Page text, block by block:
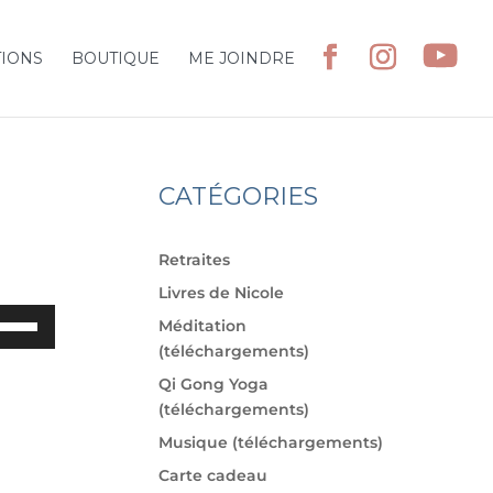
BOUTIQUE ME JOINDRE
CATÉGORIES
Retraites
Livres de Nicole
Méditation
(téléchargements)
Qi Gong Yoga
(téléchargements)
Musique (téléchargements)
Carte cadeau